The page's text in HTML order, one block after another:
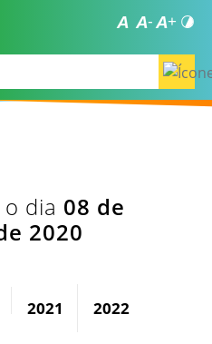
dia 08 de
2020
2021 2022